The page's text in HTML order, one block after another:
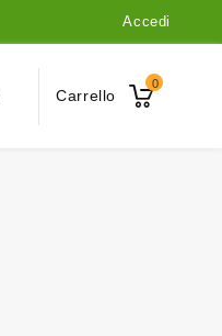
Accedi
Carrello
0